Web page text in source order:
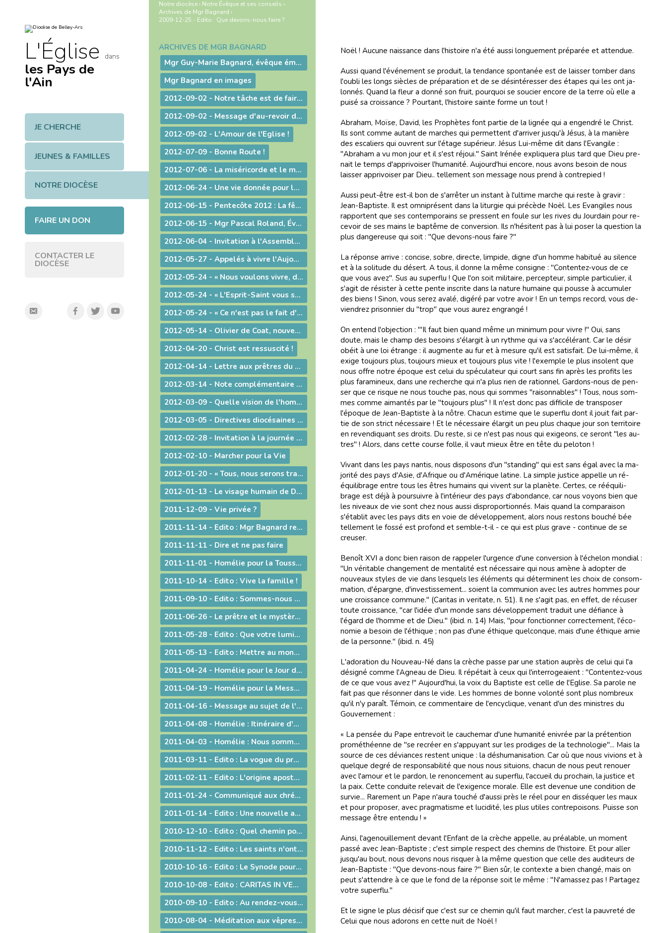
L'Église dans
les Pays de
l'Ain
JE CHERCHE
JEUNES & FAMILLES
NOTRE DIOCÈSE
FAIRE UN DON
CONTACTER LE
DIOCÈSE
Noël ! Au­cune nais­sance dans l'his­toire n'a été aus­si lon­gue­ment pré­pa­rée et at­ten­due.
Aus­si quand l'évé­ne­ment se pro­duit, la ten­dance spon­ta­née est de lais­ser ­tom­ber dans
l'ou­bli les longs siè­cles de pré­pa­ra­tion et de se dés­in­té­res­ser des éta­pes qui les ont ja­
lon­nés. Quand la fleur a don­né son fruit, pour­quoi se sou­cier en­core de la terre où elle a
pui­sé sa crois­sance ? Pour­tant, l'his­toire sainte forme un tout !
Abraham, Moïse, David, les Pro­phè­tes font par­tie de la li­gnée qui a en­gen­dré le Christ.
Ils sont comme au­tant de mar­ches qui per­met­tent d'ar­ri­ver jus­qu'à Jé­sus, à la ma­nière
des es­ca­liers qui ou­vrent sur l'étage su­pé­rieur. Jésus Lui-même dit dans l'Evan­gile :
"Abraham a vu mon jour et il s'est ré­joui." Saint Iré­née ex­pli­que­ra plus tard que Dieu pre­
nait le temps d'ap­pri­voi­ser l'hu­ma­ni­té. Au­jourd'hui en­core, nous avons be­soin de nous
lais­ser ap­pri­voi­ser par Dieu.. tel­le­ment son mes­sage nous prend à con­tre­pied !
Aus­si peut-être est-il bon de s'ar­rê­ter un ins­tant à l'ul­time mar­che qui reste à gra­vir :
Jean-Bap­tiste. Il est om­ni­pré­sent dans la li­tur­gie qui pré­cède Noël. Les Evan­gi­les nous
rap­por­tent que ses con­tem­po­rains se pres­sent en foule sur les ri­ves du Jour­dain pour re­
ce­voir de ses mains le bap­tême de con­ver­sion. Ils n'hé­si­tent pas à lui po­ser la ques­tion la
plus dan­ge­reuse qui soit : "Que de­vons-nous faire ?"
La ré­ponse ar­rive : con­cise, so­bre, di­recte, lim­pide, di­gne d'un homme ha­bi­tué au si­lence
et à la so­li­tude du dé­sert. A tous, il donne la même con­si­gne : "Con­ten­tez-vous de ce
que vous avez". Sus au su­per­flu ! Que l'on soit mi­li­taire, per­cep­teur, sim­ple par­ti­cu­lier, il
s'agit de ré­sis­ter à cette pente ins­crite dans la na­ture hu­maine qui pousse à ac­cu­mu­ler
des biens ! Sinon, vous se­rez ava­lé, di­gé­ré par vo­tre avoir ! En un temps re­cord, vous de­
vien­drez pri­son­nier du "trop" que vous au­rez en­gran­gé !
On en­tend l'ob­jec­tion : "'Il faut bien quand même un mi­ni­mum pour vi­vre !" Oui, sans
doute, mais le champ des be­soins s'élar­git à un rythme qui va s'ac­cé­lé­rant. Car le dé­sir
obéit à une loi étrange : il aug­mente au fur et à me­sure qu'il est sa­tis­fait. De lui-même, il
exige tou­jours plus, tou­jours mieux et tou­jours plus vite ! l'exem­ple le plus in­so­lent que
nous of­fre no­tre épo­que est ce­lui du spé­cu­la­teur qui court sans fin après les pro­fits les
plus fa­ra­mi­neux, dans une re­cher­che qui n'a plus rien de ra­tion­nel. Gar­dons-nous de pen­
ser que ce ris­que ne nous tou­che pas, nous qui som­mes "rai­son­na­bles" ! Tous, nous som­
mes comme ai­man­tés par le "tou­jours plus" ! Il n'est donc pas dif­fi­cile de trans­po­ser
l'épo­que de Jean-Bap­tiste à la nô­tre. Cha­cun es­time que le su­per­flu dont il jouit fait par­
tie de son strict né­ces­saire ! Et le né­ces­saire élar­git un peu plus cha­que jour son ter­ri­toire
en re­ven­di­quant ses droits. Du reste, si ce n'est pas nous qui exi­geons, ce se­ront "les au­
tres" ! Alors, dans cette course folle, il vaut mieux être en tête du pe­lo­ton !
Vi­vant dans les pays nan­tis, nous dis­po­sons d'un "stan­ding" qui est sans égal avec la ma­
jo­ri­té des pays d'Asie, d'Afri­que ou d'Amé­ri­que la­tine. La sim­ple jus­tice ap­pelle un ré­
équi­li­brage en­tre tous les êtres hu­mains qui vi­vent sur la pla­nète. Cer­tes, ce ré­équi­li­
brage est déjà à pour­sui­vre à l'in­té­rieur des pays d'abon­dance, car nous voyons bien que
les ni­veaux de vie sont chez nous aus­si dis­pro­por­tion­nés. Mais quand la com­pa­rai­son
s'éta­blit avec les pays dits en voie de dé­ve­lop­pe­ment, alors nous res­tons bou­ché bée
tel­le­ment le fos­sé est pro­fond et sem­ble-t-il - ce qui est plus grave - con­ti­nue de se
creu­ser.
Be­noît XVI a donc bien rai­son de rap­pe­ler l'ur­gence d'une con­ver­sion à l'éche­lon mon­dial :
"Un vé­ri­ta­ble chan­ge­ment de men­ta­li­té est né­ces­saire qui nous amène à adop­ter de
nou­veaux sty­les de vie dans les­quels les élé­ments qui dé­ter­mi­nent les choix de con­som­
ma­tion, d'épar­gne, d'in­ves­tis­se­ment... soient la com­mu­nion avec les au­tres hom­mes pour
une crois­sance com­mune." (Ca­ri­tas in ve­ri­tate, n. 51). Il ne s'agit pas, en ef­fet, de ré­cu­ser
toute crois­sance, "car l'idée d'un monde sans dé­ve­lop­pe­ment tra­duit une dé­fiance à
l'égard de l'homme et de Dieu." (ibid. n. 14) Mais, "pour fonc­tion­ner cor­rec­te­ment, l'éco­
no­mie a be­soin de l'éthi­que ; non pas d'une éthi­que quel­con­que, mais d'une éthi­que amie
de la per­sonne." (ibid. n. 45)
L'ado­ra­tion du Nou­veau-Né dans la crè­che passe par une sta­tion au­près de ce­lui qui l'a
dé­si­gné comme l'Agneau de Dieu. Il ré­pé­tait à ceux qui l'in­ter­ro­geaient : "Con­ten­tez-vous
de ce que vous avez !" Au­jourd'hui, la voix du Bap­tiste est celle de l'Eglise. Sa pa­role ne
fait pas que ré­son­ner dans le vide. Les hom­mes de bonne vo­lon­té sont plus nom­breux
qu'il n'y pa­raît. Té­moin, ce com­men­taire de l'en­cy­cli­que, ve­nant d'un des mi­nis­tres du
Gou­ver­ne­ment :
« La pen­sée du Pape en­tre­voit le cau­che­mar d'une hu­ma­ni­té eni­vrée par la pré­ten­tion
pro­mé­théenne de "se re­créer en s'ap­puyant sur les pro­di­ges de la tech­no­lo­gie"... Mais la
source de ces dé­vian­ces res­tent uni­que : la dés­hu­ma­ni­sa­tion. Car où que nous vi­vions et à
quel­que de­gré de res­pon­sa­bi­li­té que nous nous si­tuions, cha­cun de nous peut re­nouer
avec l'amour et le par­don, le re­non­ce­ment au su­per­flu, l'ac­cueil du pro­chain, la jus­tice et
la paix. Cette con­duite re­le­vait de l'exi­gence mo­rale. Elle est de­ve­nue une con­di­tion de
sur­vie... Ra­re­ment un Pape n'au­ra tou­ché d'aus­si près le réel pour en dis­sé­quer les maux
et pour pro­po­ser, avec prag­ma­tisme et lu­ci­di­té, les plus uti­les con­tre­poi­sons. Puisse son
mes­sage être en­ten­du ! »
Ain­si, l'age­nouille­ment de­vant l'En­fant de la crè­che ap­pelle, au pré­ala­ble, un mo­ment
pas­sé avec Jean-Bap­tiste ; c'est sim­ple res­pect des che­mins de l'his­toire. Et pour al­ler
jus­qu'au bout, nous de­vons nous ris­quer à la même ques­tion que celle des au­di­teurs de
Jean-Bap­tiste : "Que de­vons-nous faire ?" Bien sûr, le con­texte a bien chan­gé, mais on
peut s'at­ten­dre à ce que le fond de la ré­ponse soit le même : "N'amas­sez pas ! Par­ta­gez
vo­tre su­per­flu."
Et le si­gne le plus dé­ci­sif que c'est sur ce che­min qu'il faut mar­cher, c'est la pau­vre­té de
Ce­lui que nous ado­rons en cette nuit de Noël !
Notre diocèse › Notre Évêque et ses conseils ›
Archives de Mgr Bagnard ›
2009-12-25 - Edito : Que de­vons-nous faire ?
Navigation
ARCHIVES DE MGR BAGNARD
Mgr Guy-Marie Bagnard, évêque émérite de Belley-Ars
Mgr Bagnard en images
2012-09-02 - Notre tâche est de faire entendre la voix d'une conscience droite !
2012-09-02 - Message d'au-revoir de Mgr Bagnard
2012-09-02 - L'Amour de l'Eglise !
2012-07-09 - Bonne Route !
2012-07-06 - La miséricorde et le ministère du prêtre
2012-06-24 - Une vie donnée pour le Christ
2012-06-15 - Pentecôte 2012 : La fête d'une famille aux nombreux enfants !
2012-06-15 - Mgr Pascal Roland, Évêque de Belley-Ars : Message de Mgr Guy Bagnard aux diocésains de Belley-Ars
2012-06-04 - Invitation à l'Assemblée Générale de l'Association Diocésaine
2012-05-27 - Appelés à vivre l'Aujourd'hui de Dieu !
2012-05-24 - « Nous voulons vivre, développer et transmettre ce message chrétien ! »
2012-05-24 - « L'Esprit-Saint vous sera donné en plénitude. »
2012-05-24 - « Ce n'est pas le fait d'être évêque qui m'a rendu heureux, c'est le fait d'avoir donné ma vie »
2012-05-14 - Olivier de Coat, nouveau Directeur diocésain de l'Enseignement Catholique
2012-04-20 - Christ est ressuscité !
2012-04-14 - Lettre aux prêtres du diocèse
2012-03-14 - Note complémentaire à propos des élections
2012-03-09 - Quelle vision de l'homme ?
2012-03-05 - Directives diocésaines sur les intentions et offrandes de Messes
2012-02-28 - Invitation à la journée du sacerdoce et à la Messe Chrismale
2012-02-10 - Marcher pour la Vie
2012-01-20 - « Tous, nous serons transformés par la Victoire de notre Seigneur Jésus Christ. »
2012-01-13 - Le visage humain de Dieu
2011-12-09 - Vie privée ?
2011-11-14 - Edito : Mgr Bagnard revient sur le cinquantenaire de Vatican II
2011-11-11 - Dire et ne pas faire
2011-11-01 - Homélie pour la Toussaint
2011-10-14 - Edito : Vive la fa­mille !
2011-09-10 - Edito : Som­mes-nous prêts à assu­mer no­tre dif­fé­rence chré­tienne ?
2011-06-26 - Le prêtre et le mystère eucharistique
2011-05-28 - Edito : Que votre lumière brille aux yeux des hommes !
2011-05-13 - Edito : Mettre au monde des saints !
2011-04-24 - Homélie pour le Jour de Pâques
2011-04-19 - Homélie pour la Messe Chrismale
2011-04-16 - Message au sujet de l'Exposition "Je croix aux miracles" tenue en Avignon
2011-04-08 - Homélie : Itinéraire d'une rencontre avec Jésus
2011-04-03 - Homélie : Nous sommes tous des catéchumènes !
2011-03-11 - Edito : La vogue du prêt-à-porter
2011-02-11 - Edito : L'origine apostolique du célibat du prêtre
2011-01-24 - Communiqué aux chrétiens du diocèse
2011-01-14 - Edito : Une nouvelle année
2010-12-10 - Edito : Quel chemin pour l'humanité ?
2010-11-12 - Edito : Les saints n'ont pas disparu !
2010-10-16 - Edito : Le Synode pour le Moyen-Orient devrait tous nous faire réfléchir...
2010-10-08 - Edito : CARITAS IN VERITATE
2010-09-10 - Edito : Au rendez-vous des urgences, la mission est la première invitée
2010-08-04 - Méditation aux vêpres à Ars